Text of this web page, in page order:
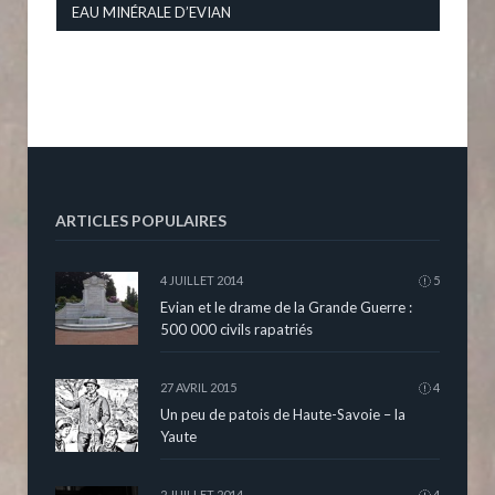
EAU MINÉRALE D’EVIAN
ARTICLES POPULAIRES
4 JUILLET 2014 5
Evian et le drame de la Grande Guerre :
500 000 civils rapatriés
27 AVRIL 2015 4
Un peu de patois de Haute-Savoie – la
Yaute